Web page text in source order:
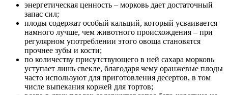
энергетическая ценность – морковь дает достаточный
запас сил;
плоды содержат особый кальций, который усваивается
намного лучше, чем животного происхождения – при
регулярном употреблении этого овоща становятся
прочнее зубы и кости;
по количеству присутствующего в ней сахара морковь
уступает лишь свекле, благодаря чему оранжевые плоды
часто используют для приготовления десертов, в том
числе выпекания коржей для тортов;